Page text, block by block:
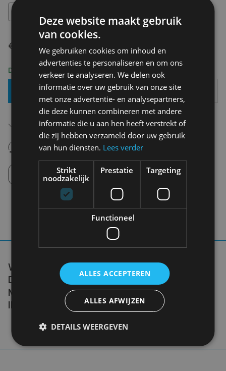
€ 39,90
Delivery 2-3 Working days
Add To Basket
Free shipping (depending on region)
Starting From €75,00
14 days to withdraw
Never regret it afterwards
Click and Collect
Pick up in store between 10h-18h.
WE DON'T NEED A HANDFUL OF PEOPLE
DOING ZERO WASTE PERFECTLY. WE NEED
MILLIONS OF PEOPLE DOING IT
IMPERFECTLY.
Anne Marie Bonneau
Deze website maakt gebruik
van cookies.
We gebruiken cookies om inhoud en
advertenties te personaliseren en om ons
verkeer te analyseren. We delen ook
informatie over uw gebruik van onze site
met onze advertentie- en analysepartners,
die deze kunnen combineren met andere
informatie die u aan hen heeft verstrekt of
die zij hebben verzameld door uw gebruik
van hun diensten. Lees verder
Strikt
noodzakelijk
Prestatie Targeting
Functioneel
ALLES ACCEPTEREN
ALLES AFWIJZEN
DETAILS WEERGEVEN